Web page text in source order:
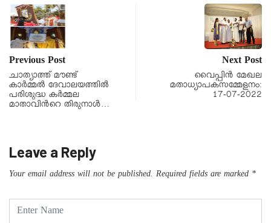
Previous Post
ചാത്യാത്ത് മൗണ്ട്
കാർമ്മൽ ദേവാലയത്തിൽ
പരിശുദ്ധ കർമ്മല
മാതാവിൻറെ തിരുനാൾ…
Next Post
വൈപ്പിൻ മേഖല
മതാധ്യാപകസമ്മേളനം:
17-07-2022
Leave a Reply
Your email address will not be published. Required fields are marked *